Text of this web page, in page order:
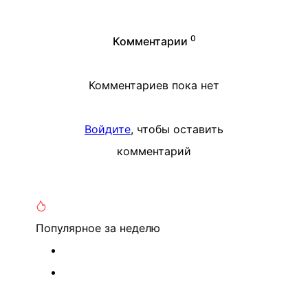
Комментарии 0
Комментариев пока нет
Войдите, чтобы оставить
комментарий
Популярное за неделю